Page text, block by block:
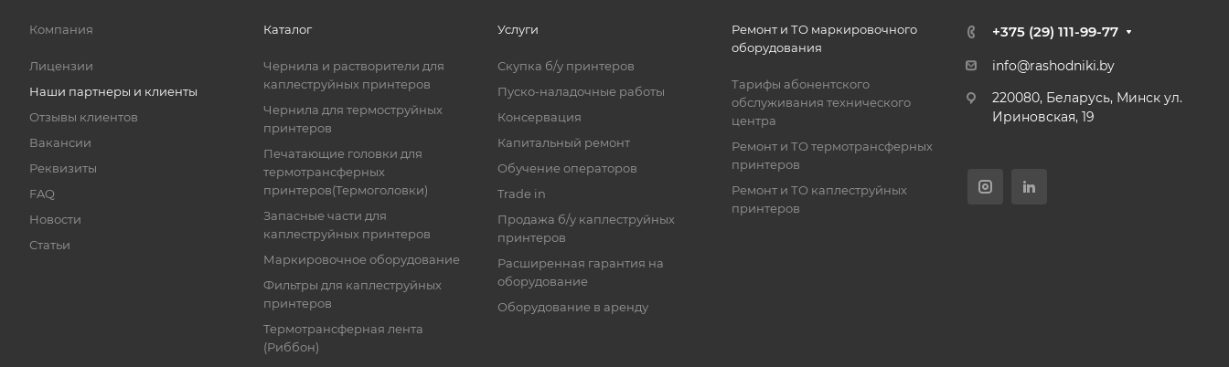
Компания
Лицензии
Наши партнеры и клиенты
Отзывы клиентов
Вакансии
Реквизиты
FAQ
Новости
Статьи
Каталог
Чернила и растворители для
каплеструйных принтеров
Чернила для термоструйных
принтеров
Печатающие головки для
термотрансферных
принтеров(Термоголовки)
Запасные части для
каплеструйных принтеров
Маркировочное оборудование
Фильтры для каплеструйных
принтеров
Термотрансферная лента
(Риббон)
Услуги
Скупка б/у принтеров
Пуско-наладочные работы
Консервация
Капитальный ремонт
Обучение операторов
Trade in
Продажа б/у каплеструйных
принтеров
Расширенная гарантия на
оборудование
Оборудование в аренду
Ремонт и ТО маркировочного
оборудования
Тарифы абонентского
обслуживания технического
центра
Ремонт и ТО термотрансферных
принтеров
Ремонт и ТО каплеструйных
принтеров
+375 (29) 111-99-77
info@rashodniki.by
220080, Беларусь, Минск ул.
Ириновская, 19